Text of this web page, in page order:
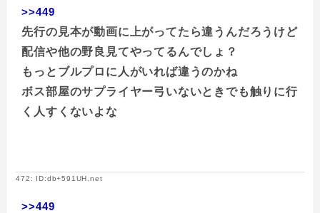
>>449
先行の見本が動画に上がってたら違うんだろうけど
配信や他の野良見てやってるんでしょ？
もっとブルプロに人がいれば違うのかね
ボス部屋のサプライヤー弓いないときでも触りに行
く人すくないよな
472: ID:db+591UH.net
>>449